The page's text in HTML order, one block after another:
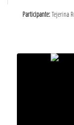
Participante:Tejerina